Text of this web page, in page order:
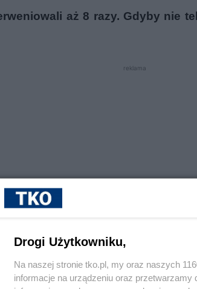
aż 8 razy. Gdyby nie
reklama
możliwa, gdyby nie telefony od
Drogi Użytkowniku,
Na naszej stronie tko.pl, my oraz naszych
informacje na urządzeniu oraz przetwarzamy